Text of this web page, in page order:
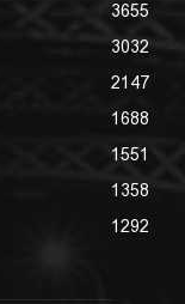
3655
3032
2147
1688
1551
1358
1292